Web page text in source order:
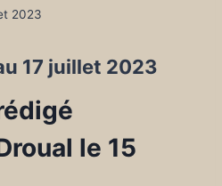
2023
17 juillet 2023
le 15